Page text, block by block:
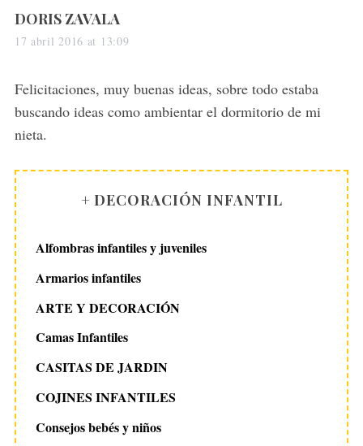
s
a
s
:
DORIS ZAVALA
17 abril 2016 at 13:09
Felicitaciones, muy buenas ideas, sobre todo estaba
buscando ideas como ambientar el dormitorio de mi
nieta.
+ DECORACIÓN INFANTIL
Alfombras infantiles y juveniles
Armarios infantiles
ARTE Y DECORACIÓN
Camas Infantiles
CASITAS DE JARDIN
COJINES INFANTILES
Consejos bebés y niños